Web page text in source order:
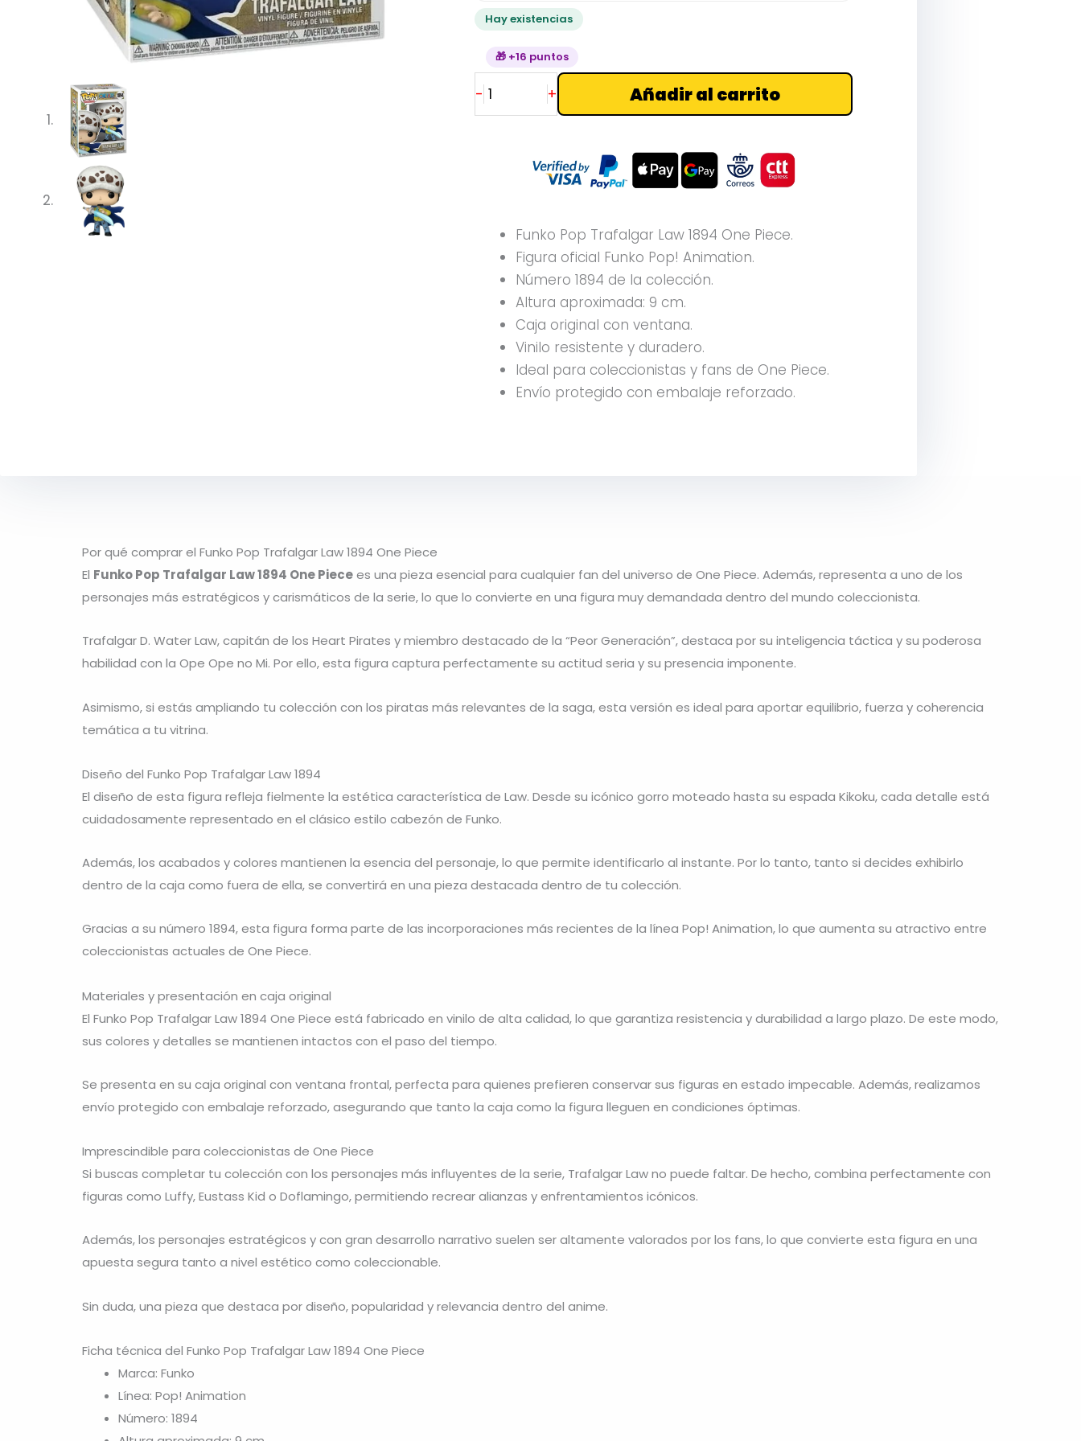
Hay existencias
🎁 +16 puntos
-
cantidad
+ Añadir al carrito
Funko Pop Trafalgar Law 1894 One Piece.
Figura oficial Funko Pop! Animation.
Número 1894 de la colección.
Altura aproximada: 9 cm.
Caja original con ventana.
Vinilo resistente y duradero.
Ideal para coleccionistas y fans de One Piece.
Envío protegido con embalaje reforzado.
Por qué comprar el Funko Pop Trafalgar Law 1894 One Piece
El Funko Pop Trafalgar Law 1894 One Piecees una pieza esencial para cualquier fan del universo de One Piece. Además, representa a uno de los
personajes más estratégicos y carismáticos de la serie, lo que lo convierte en una figura muy demandada dentro del mundo coleccionista.
Trafalgar D. Water Law, capitán de los Heart Pirates y miembro destacado de la “Peor Generación”, destaca por su inteligencia táctica y su poderosa
habilidad con la Ope Ope no Mi. Por ello, esta figura captura perfectamente su actitud seria y su presencia imponente.
Asimismo, si estás ampliando tu colección con los piratas más relevantes de la saga, esta versión es ideal para aportar equilibrio, fuerza y coherencia
temática a tu vitrina.
Diseño del Funko Pop Trafalgar Law 1894
El diseño de esta figura refleja fielmente la estética característica de Law. Desde su icónico gorro moteado hasta su espada Kikoku, cada detalle está
cuidadosamente representado en el clásico estilo cabezón de Funko.
Además, los acabados y colores mantienen la esencia del personaje, lo que permite identificarlo al instante. Por lo tanto, tanto si decides exhibirlo
dentro de la caja como fuera de ella, se convertirá en una pieza destacada dentro de tu colección.
Gracias a su número 1894, esta figura forma parte de las incorporaciones más recientes de la línea Pop! Animation, lo que aumenta su atractivo entre
coleccionistas actuales de One Piece.
Materiales y presentación en caja original
El Funko Pop Trafalgar Law 1894 One Piece está fabricado en vinilo de alta calidad, lo que garantiza resistencia y durabilidad a largo plazo. De este modo,
sus colores y detalles se mantienen intactos con el paso del tiempo.
Se presenta en su caja original con ventana frontal, perfecta para quienes prefieren conservar sus figuras en estado impecable. Además, realizamos
envío protegido con embalaje reforzado, asegurando que tanto la caja como la figura lleguen en condiciones óptimas.
Imprescindible para coleccionistas de One Piece
Si buscas completar tu colección con los personajes más influyentes de la serie, Trafalgar Law no puede faltar. De hecho, combina perfectamente con
figuras como Luffy, Eustass Kid o Doflamingo, permitiendo recrear alianzas y enfrentamientos icónicos.
Además, los personajes estratégicos y con gran desarrollo narrativo suelen ser altamente valorados por los fans, lo que convierte esta figura en una
apuesta segura tanto a nivel estético como coleccionable.
Sin duda, una pieza que destaca por diseño, popularidad y relevancia dentro del anime.
Ficha técnica del Funko Pop Trafalgar Law 1894 One Piece
Marca: Funko
Línea: Pop! Animation
Número: 1894